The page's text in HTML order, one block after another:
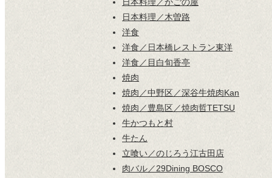
日本料理／かごの屋
日本料理／木曽路
洋食
洋食／日本橋レストラン東洋
洋食／目白旬香亭
焼肉
焼肉／中野区／深谷牛焼肉Kan
焼肉／豊島区／焼肉哲TETSU
牛かつもと村
牛たん
立喰い／のじろう江古田店
肉バル／29Dining BOSCO